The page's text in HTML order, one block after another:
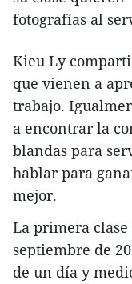
fotografías al
Kieu Ly
que vienen a
trabajo.
a encontrar la
blandas para
hablar para
mejor.
La primera clase
septiembre de
de un día y